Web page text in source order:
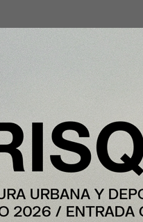
un premio para las directivas
que este año desprendió